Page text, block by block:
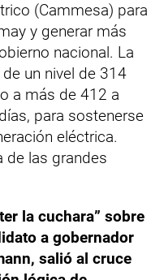
(Cammesa) para
y generar más
nacional. La
un nivel de 314
a más de 412 a
para sostenerse
eléctrica.
de las grandes
la cuchara” sobre
a gobernador
salió al cruce